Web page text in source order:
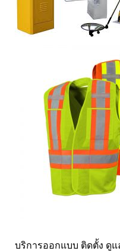
บริการออกแบบ ติดตั้ง ดู